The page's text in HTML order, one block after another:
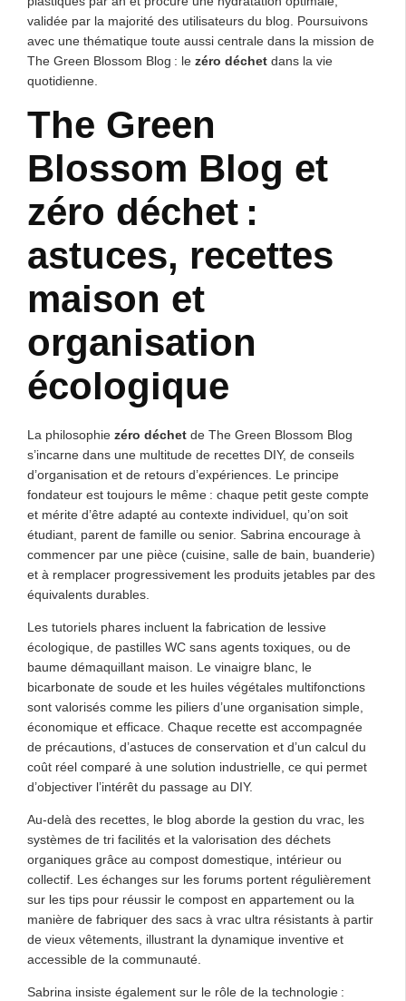
validée par la majorité des utilisateurs du blog. Poursuivons
avec une thématique toute aussi centrale dans la mission de
The Green Blossom Blog : le zéro déchet dans la vie
quotidienne.
The Green
Blossom Blog et
zéro déchet :
astuces, recettes
maison et
organisation
écologique
La philosophie zéro déchet de The Green Blossom Blog
s’incarne dans une multitude de recettes DIY, de conseils
d’organisation et de retours d’expériences. Le principe
fondateur est toujours le même : chaque petit geste compte
et mérite d’être adapté au contexte individuel, qu’on soit
étudiant, parent de famille ou senior. Sabrina encourage à
commencer par une pièce (cuisine, salle de bain, buanderie)
et à remplacer progressivement les produits jetables par des
équivalents durables.
Les tutoriels phares incluent la fabrication de lessive
écologique, de pastilles WC sans agents toxiques, ou de
baume démaquillant maison. Le vinaigre blanc, le
bicarbonate de soude et les huiles végétales multifonctions
sont valorisés comme les piliers d’une organisation simple,
économique et efficace. Chaque recette est accompagnée
de précautions, d’astuces de conservation et d’un calcul du
coût réel comparé à une solution industrielle, ce qui permet
d’objectiver l’intérêt du passage au DIY.
Au-delà des recettes, le blog aborde la gestion du vrac, les
systèmes de tri facilités et la valorisation des déchets
organiques grâce au compost domestique, intérieur ou
collectif. Les échanges sur les forums portent régulièrement
sur les tips pour réussir le compost en appartement ou la
manière de fabriquer des sacs à vrac ultra résistants à partir
de vieux vêtements, illustrant la dynamique inventive et
accessible de la communauté.
Sabrina insiste également sur le rôle de la technologie :